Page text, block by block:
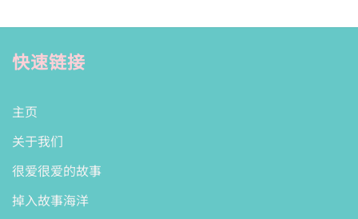
快速链接
主页
关于我们
很爱很爱的故事
掉入故事海洋